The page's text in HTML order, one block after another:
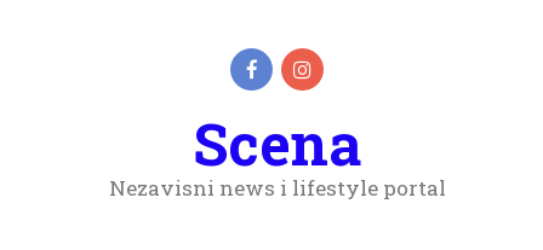
Scena
Nezavisni news i lifestyle portal